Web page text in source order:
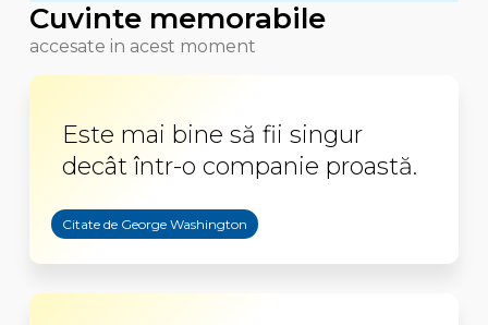
Cuvinte memorabile
accesate in acest moment
Este mai bine să fii singur
decât într-o companie proastă.
Citate de George Washington